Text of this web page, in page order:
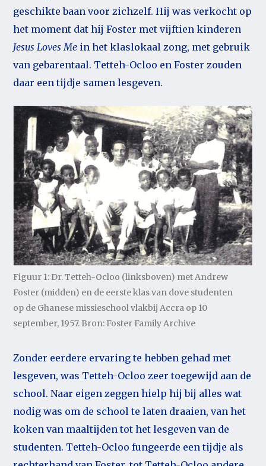
geschikte baan voor zichzelf. Hij was verkocht op
het moment dat hij Foster met vijftien kinderen
Jesus Loves Me in het klaslokaal zong, met gebruik
van gebarentaal. Tetteh-Ocloo en Foster zouden
daar een tijdje samen lesgeven.
Figuur 1: Dr. Tetteh-Ocloo (linksboven) met Andrew
Foster (midden) en de eerste klas van dove studenten
op de Ghanese missieschool vlakbij Accra op 10
september, 1957. Bron: Foster Family Archive
Zonder eerdere ervaring te hebben gehad met
lesgeven, was Tetteh-Ocloo zeer toegewijd aan de
school. Naar eigen zeggen hielp hij bij alles wat
nodig was om de school te laten draaien, van het
koken van maaltijden tot het lesgeven van de
studenten. Tetteh-Ocloo fungeerde een tijdje als